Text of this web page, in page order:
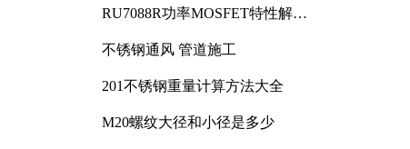
RU7088R功率MOSFET特性解析
不锈钢通风 管道施工
201不锈钢重量计算方法大全
M20螺纹大径和小径是多少